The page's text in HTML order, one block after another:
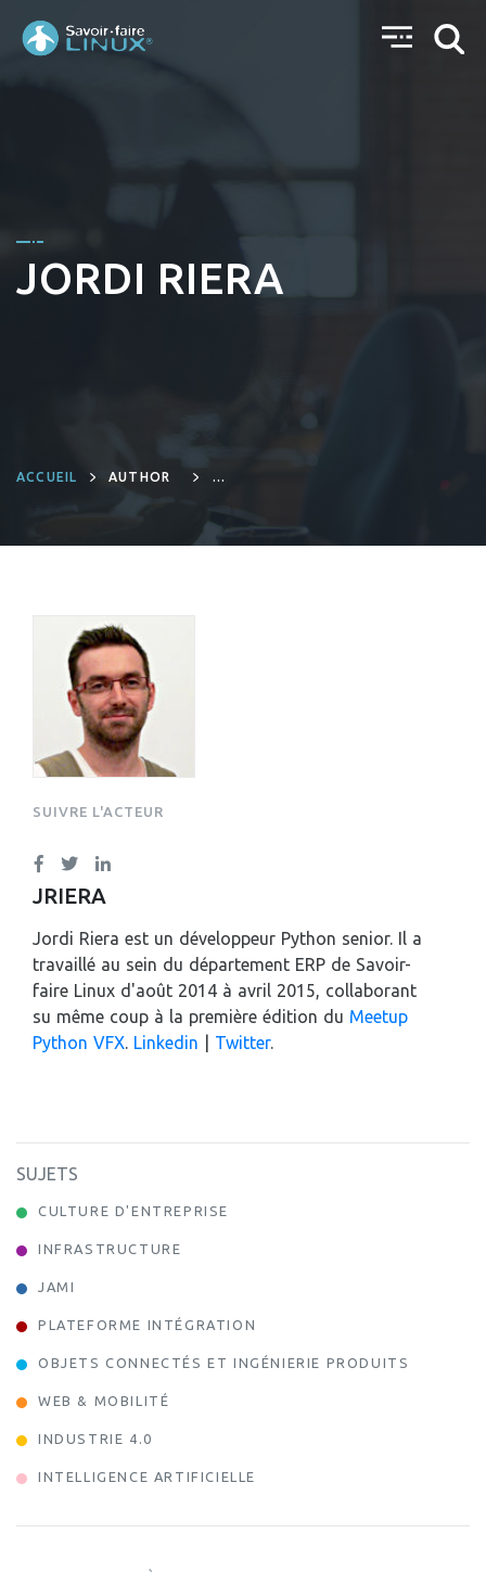
JORDI RIERA
ACCUEIL
AUTHOR
JORDI RIERA
SUIVRE L'ACTEUR
JRIERA
Jordi Riera est un développeur Python senior. Il a
travaillé au sein du département ERP de Savoir-
faire Linux d'août 2014 à avril 2015, collaborant
su même coup à la première édition du Meetup
Python VFX. Linkedin Twitter.
SUJETS
CULTURE D'ENTREPRISE
INFRASTRUCTURE
JAMI
PLATEFORME INTÉGRATION
OBJETS CONNECTÉS ET INGÉNIERIE PRODUITS
WEB & MOBILITÉ
INDUSTRIE 4.0
INTELLIGENCE ARTIFICIELLE